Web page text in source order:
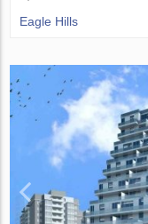
Eagle Hills